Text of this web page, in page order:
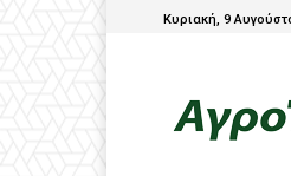
Κυριακή, 9